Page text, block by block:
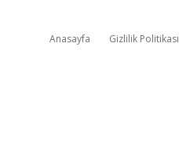
Anasayfa Gizlilik Politikası